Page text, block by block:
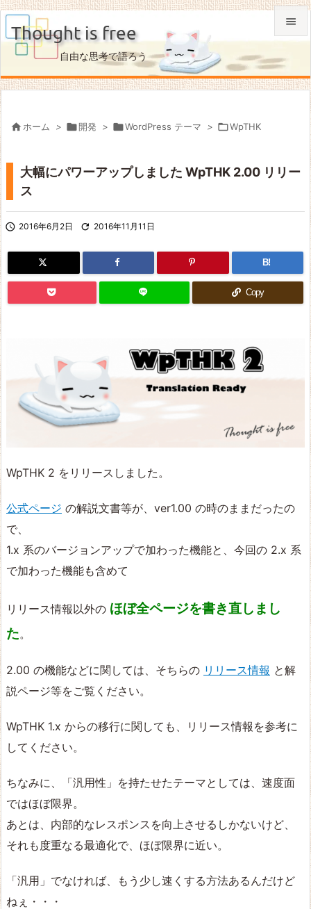
Thought is free
自由な思考で語ろう

メニュ

次へ
 ホーム > 開発 > WordPress テーマ > WpTHK
大幅にパワーアップしました WpTHK 2.00 リリー
ス
 2016年6月2日  2016年11月11日
B!
Copy
WpTHK 2 をリリースしました。
公式ページ の解説文書等が、ver1.00 の時のままだったの
で、
1.x 系のバージョンアップで加わった機能と、今回の 2.x 系
で加わった機能も含めて
リリース情報以外の ほぼ全ページを書き直しまし
た。
2.00 の機能などに関しては、そちらの リリース情報 と解
説ページ等をご覧ください。
WpTHK 1.x からの移行に関しても、リリース情報を参考に
してください。
ちなみに、「汎用性」を持たせたテーマとしては、速度面
ではほぼ限界。
あとは、内部的なレスポンスを向上させるしかないけど、
それも度重なる最適化で、ほぼ限界に近い。
「汎用」でなければ、もう少し速くする方法あるんだけど
ねぇ・・・